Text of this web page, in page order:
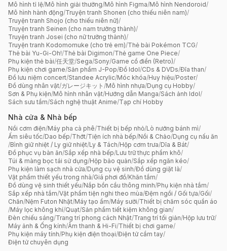
Mô hình tỉ lệ/Mô hình giải thưởng/Mô hình Figma/Mô hình Nendoroid/
Mô hình hành động/Truyện tranh Shonen (cho thiếu niên nam)/
Truyện tranh Shojo (cho thiếu niên nữ)/
Truyện tranh Seinen (cho nam trưởng thành)/
Truyện tranh Josei (cho nữ trưởng thành)/
Truyện tranh Kodomomuke (cho trẻ em)/Thẻ bài Pokémon TCG/
Thẻ bài Yu-Gi-Oh!/Thẻ bài Digimon/Thẻ game One Piece/
Phụ kiện thẻ bài/任天堂/Sega/Sony/Game cổ điển (Retro)/
Phụ kiện chơi game/Sản phẩm J-Pop/Đồ Idol/CDs & DVDs/Đĩa than/
Đồ lưu niệm concert/Standee Acrylic/Móc khóa/Huy hiệu/Poster/
Đồ dùng nhân vật/ガレージキット /Mô hình nhựa/Dụng cụ Hobby/
Sơn & Phụ kiện/Mô hình nhân vật/Hướng dẫn Manga/Sách ảnh Idol/
Sách sưu tầm/Sách nghệ thuật Anime/Tạp chí Hobby
Nhà cửa & Nhà bếp
Nồi cơm điện/Máy pha cà phê/Thiết bị bếp nhỏ/Lò nướng bánh mì/
Ấm siêu tốc/Dao bếp/Thớt/Tiện ích nhà bếp/Nồi & Chảo/Dụng cụ nấu ăn
/Bình giữ nhiệt / Ly giữ nhiệt/Ly & Tách/Hộp cơm trưa/Dĩa & Bát/
Đồ phục vụ bàn ăn/Sắp xếp nhà bếp/Lưu trữ thực phẩm khô/
Túi & màng bọc tái sử dụng/Hộp bảo quản/Sắp xếp ngăn kéo/
Phụ kiện làm sạch nhà cửa/Dụng cụ vệ sinh/Đồ dùng giặt là/
Vật phẩm thiết yếu trong nhà/Giá phơi đồ/Khăn tắm/
Đồ dùng vệ sinh thiết yếu/Nắp bồn cầu thông minh/Phụ kiện nhà tắm/
Sắp xếp nhà tắm/Vật phẩm tiện nghi theo mùa/Đệm ngồi / Gối tựa/Gối/
Chăn/Nệm Futon Nhật/Máy tạo ẩm/Máy sưởi/Thiết bị chăm sóc quần áo
/Máy lọc không khí/Quạt/Sản phẩm tiết kiệm không gian/
Đèn chiếu sáng/Trang trí phong cách Nhật/Trang trí tối giản/Hộp lưu trữ/
Máy ảnh & Ống kính/Âm thanh & Hi-Fi/Thiết bị chơi game/
Phụ kiện máy tính/Phụ kiện điện thoại/Điện tử cầm tay/
Điện tử chuyên dụng